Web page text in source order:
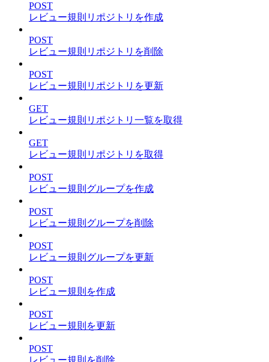
POST
レビュー規則リポジトリを作成
POST
レビュー規則リポジトリを削除
POST
レビュー規則リポジトリを更新
GET
レビュー規則リポジトリ一覧を取得
GET
レビュー規則リポジトリを取得
POST
レビュー規則グループを作成
POST
レビュー規則グループを削除
POST
レビュー規則グループを更新
POST
レビュー規則を作成
POST
レビュー規則を更新
POST
レビュー規則を削除